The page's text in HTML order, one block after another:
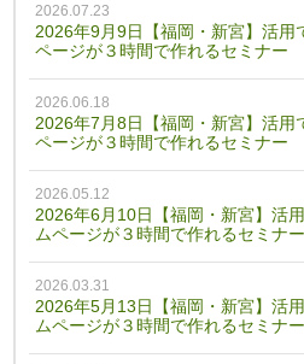
2026.07.23
2026年9月9日【福岡・新宮】活用
ページが３時間で作れるセミナー
2026.06.18
2026年7月8日【福岡・新宮】活用
ページが３時間で作れるセミナー
2026.05.12
2026年6月10日【福岡・新宮】活
ムページが３時間で作れるセミナー
2026.03.31
2026年5月13日【福岡・新宮】活
ムページが３時間で作れるセミナー